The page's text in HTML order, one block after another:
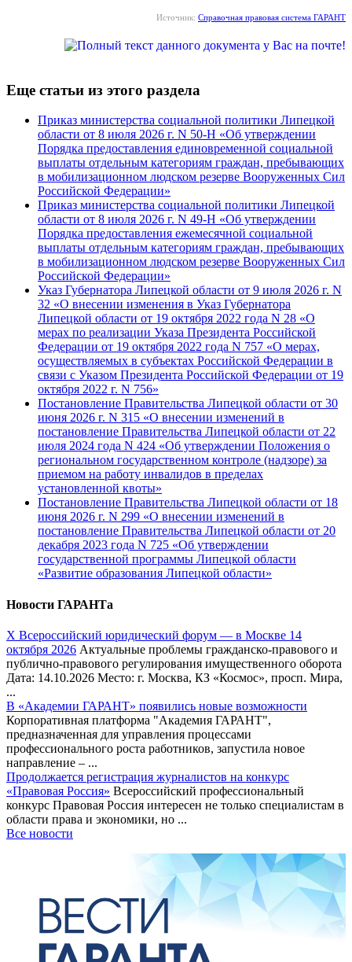
Источник: Справочная правовая система ГАРАНТ
Еще статьи из этого раздела
Приказ министерства социальной политики Липецкой
области от 8 июля 2026 г. N 50-Н «Об утверждении
Порядка предоставления единовременной социальной
выплаты отдельным категориям граждан, пребывающих
в мобилизационном людском резерве Вооруженных Сил
Российской Федерации»
Приказ министерства социальной политики Липецкой
области от 8 июля 2026 г. N 49-Н «Об утверждении
Порядка предоставления ежемесячной социальной
выплаты отдельным категориям граждан, пребывающих
в мобилизационном людском резерве Вооруженных Сил
Российской Федерации»
Указ Губернатора Липецкой области от 9 июля 2026 г. N
32 «О внесении изменения в Указ Губернатора
Липецкой области от 19 октября 2022 года N 28 «О
мерах по реализации Указа Президента Российской
Федерации от 19 октября 2022 года N 757 «О мерах,
осуществляемых в субъектах Российской Федерации в
связи с Указом Президента Российской Федерации от 19
октября 2022 г. N 756»
Постановление Правительства Липецкой области от 30
июня 2026 г. N 315 «О внесении изменений в
постановление Правительства Липецкой области от 22
июля 2024 года N 424 «Об утверждении Положения о
региональном государственном контроле (надзоре) за
приемом на работу инвалидов в пределах
установленной квоты»
Постановление Правительства Липецкой области от 18
июня 2026 г. N 299 «О внесении изменений в
постановление Правительства Липецкой области от 20
декабря 2023 года N 725 «Об утверждении
государственной программы Липецкой области
«Развитие образования Липецкой области»
Новости ГАРАНТа
Х Всероссийский юридический форум — в Москве 14
октября 2026 Актуальные проблемы гражданско-правового и
публично-правового регулирования имущественного оборота
Дата: 14.10.2026 Место: г. Москва, КЗ «Космос», просп. Мира,
...
В «Академии ГАРАНТ» появились новые возможности
Корпоративная платформа "Академия ГАРАНТ",
предназначенная для управления процессами
профессионального роста работников, запустила новое
направление – ...
Продолжается регистрация журналистов на конкурс
«Правовая Россия» Всероссийский профессиональный
конкурс Правовая Россия интересен не только специалистам в
области права и экономики, но ...
Все новости